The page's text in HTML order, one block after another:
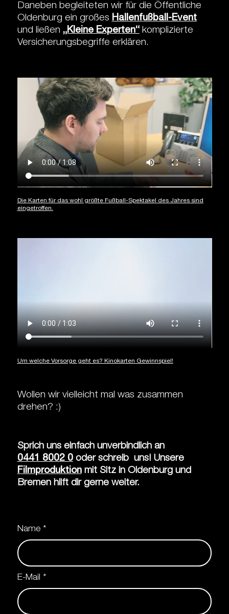
Daneben begleiteten wir für die Öffentliche
Oldenburg ein großes Hallenfußball-Event
und ließen „Kleine Experten“komplizierte
Versicherungsbegriffe erklären.
Die Karten für das wohl größte Fußball-Spektakel des Jahres sind
eingetroffen.
Um welche Vorsorge geht es? Kinokarten Gewinnspiel!
Wollen wir vielleicht mal was zusammen
drehen? :)
Sprich uns einfach unverbindlich an
0441 8002 0oder schreib uns! Unsere
Filmproduktionmit Sitz in Oldenburg und
Bremen hilft dir gerne weiter.
Name *
E-Mail *